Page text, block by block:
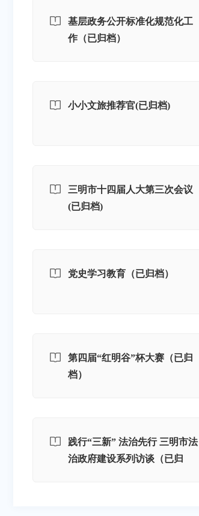
基层政务公开标准化规范化工
作（已归档）
小小文旅推荐官(已归档)
三明市十四届人大第三次会议
(已归档)
党史学习教育（已归档）
第四届“红明谷”杯大赛（已归
档）
践行“三新” 法治先行 三明市法
治政府建设系列访谈（已归